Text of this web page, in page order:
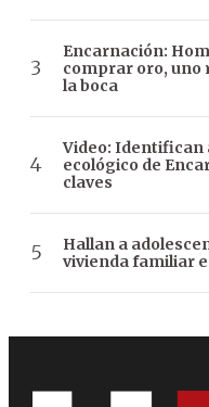
Encarnación:
comprar oro, uno
la boca
Video: Identifican
ecológico de
claves
Hallan a
vivienda familiar